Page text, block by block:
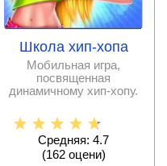
Школа хип-хопа
Мобильная игра,
посвященная
динамичному хип-хопу.
Средняя: 4.7
(162оцени)